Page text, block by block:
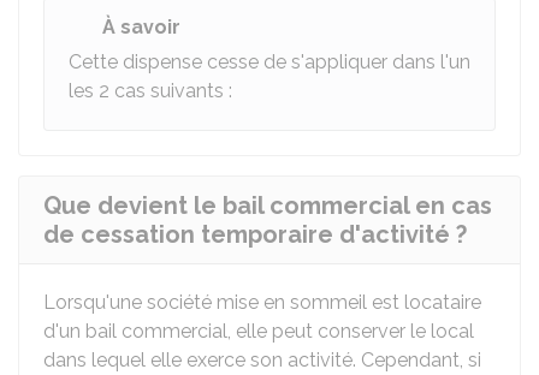
À savoir
Cette dispense cesse de s'appliquer dans l'un
les 2 cas suivants :
Que devient le bail commercial en cas
de cessation temporaire d'activité ?
Lorsqu'une société mise en sommeil est locataire
d'un bail commercial, elle peut conserver le local
dans lequel elle exerce son activité. Cependant, si